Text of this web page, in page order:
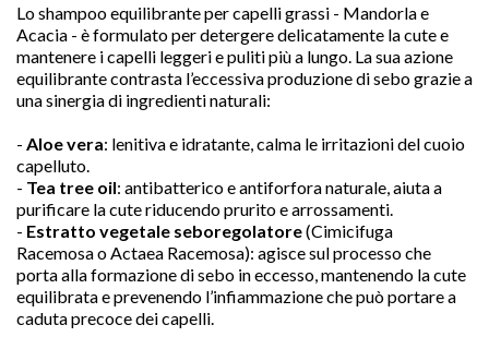

Lo shampoo equilibrante per capelli grassi - Mandorla e
Acacia - è formulato per detergere delicatamente la cute e
mantenere i capelli leggeri e puliti più a lungo. La sua azione
equilibrante contrasta l’eccessiva produzione di sebo grazie a
una sinergia di ingredienti naturali:
- Aloe vera: lenitiva e idratante, calma le irritazioni del cuoio
capelluto.
- Tea tree oil: antibatterico e antiforfora naturale, aiuta a
purificare la cute riducendo prurito e arrossamenti.
- Estratto vegetale seboregolatore(Cimicifuga
Racemosa o Actaea Racemosa): agisce sul processo che
porta alla formazione di sebo in eccesso, mantenendo la cute
equilibrata e prevenendo l’infiammazione che può portare a
caduta precoce dei capelli.